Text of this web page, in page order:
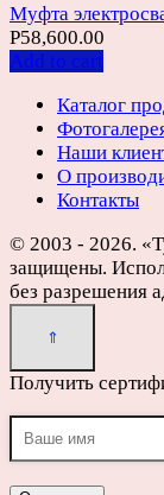
Муфта
Р58,600.00
Add to cart
Каталог
Наши
О
Контакты
© 2003 - 2026.
защищены.
без разрешения
Получить